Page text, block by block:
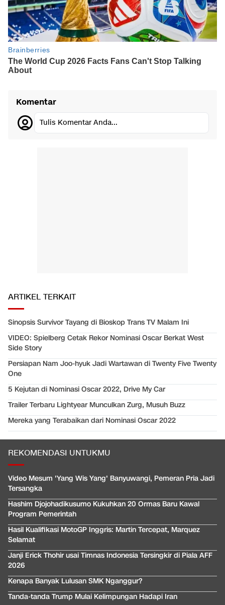
Komentar
Tulis Komentar Anda...
ARTIKEL TERKAIT
Sinopsis Survivor Tayang di Bioskop Trans TV Malam Ini
VIDEO: Spielberg Cetak Rekor Nominasi Oscar Berkat West
Side Story
Persiapan Nam Joo-hyuk Jadi Wartawan di Twenty Five Twenty
One
5 Kejutan di Nominasi Oscar 2022, Drive My Car
Trailer Terbaru Lightyear Munculkan Zurg, Musuh Buzz
Mereka yang Terabaikan dari Nominasi Oscar 2022
REKOMENDASI UNTUKMU
Video Mesum 'Yang Wis Yang' Banyuwangi, Pemeran Pria Jadi
Tersangka
Hashim Djojohadikusumo Kukuhkan 20 Ormas Baru Kawal
Program Pemerintah
Hasil Kualifikasi MotoGP Inggris: Martin Tercepat, Marquez
Selamat
Janji Erick Thohir usai Timnas Indonesia Tersingkir di Piala AFF
2026
Kenapa Banyak Lulusan SMK Nganggur?
Tanda-tanda Trump Mulai Kelimpungan Hadapi Iran